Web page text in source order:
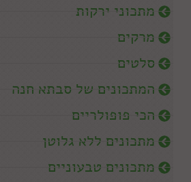
מתכוני ירקות
מרקים
סלטים
המתכונים של סבתא חנה
הכי פופולריים
מתכונים ללא גלוטן
מתכונים טבעוניים